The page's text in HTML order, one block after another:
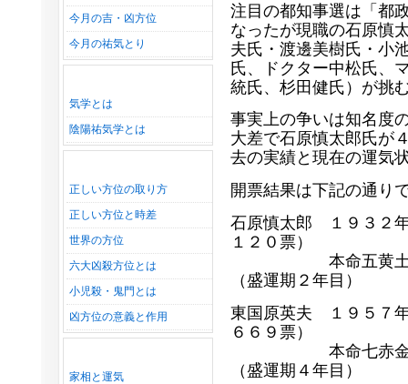
今月の吉・凶方位
今月の祐気とり
気学とは
陰陽祐気学とは
正しい方位の取り方
正しい方位と時差
世界の方位
六大凶殺方位とは
小児殺・鬼門とは
凶方位の意義と作用
家相と運気
注目の都知事選は「都
なったが現職の石原慎
夫氏・渡邊美樹氏・小
氏、ドクター中松氏、
統氏、杉田健氏）が挑
事実上の争いは知名度
大差で石原慎太郎氏が
去の実績と現在の運気
開票結果は下記の通り
石原慎太郎 １９３２
１２０票）
本命五黄土星申
（盛運期２年目）
東国原英夫 １９５７
６６９票）
本命七赤金星酉
（盛運期４年目）